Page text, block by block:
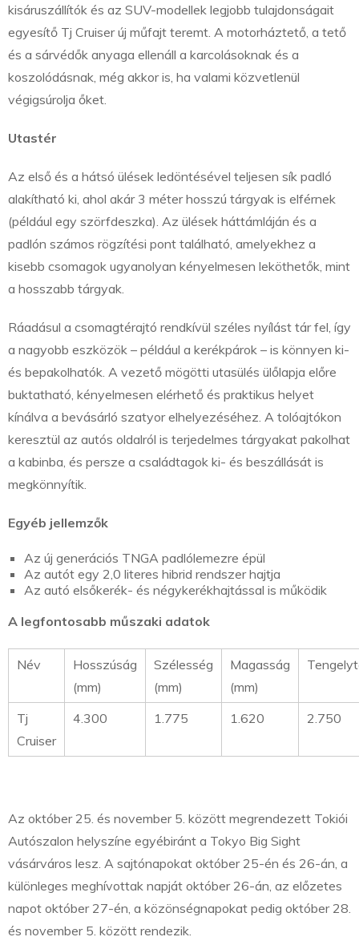
kisáruszállítók és az SUV-modellek legjobb tulajdonságait
egyesítő Tj Cruiser új műfajt teremt. A motorháztető, a tető
és a sárvédők anyaga ellenáll a karcolásoknak és a
koszolódásnak, még akkor is, ha valami közvetlenül
végigsúrolja őket.
Utastér
Az első és a hátsó ülések ledöntésével teljesen sík padló
alakítható ki, ahol akár 3 méter hosszú tárgyak is elférnek
(például egy szörfdeszka). Az ülések háttámláján és a
padlón számos rögzítési pont található, amelyekhez a
kisebb csomagok ugyanolyan kényelmesen leköthetők, mint
a hosszabb tárgyak.
Ráadásul a csomagtérajtó rendkívül széles nyílást tár fel, így
a nagyobb eszközök – például a kerékpárok – is könnyen ki-
és bepakolhatók. A vezető mögötti utasülés ülőlapja előre
buktatható, kényelmesen elérhető és praktikus helyet
kínálva a bevásárló szatyor elhelyezéséhez. A tolóajtókon
keresztül az autós oldalról is terjedelmes tárgyakat pakolhat
a kabinba, és persze a családtagok ki- és beszállását is
megkönnyítik.
Egyéb jellemzők
Az új generációs TNGA padlólemezre épül
Az autót egy 2,0 literes hibrid rendszer hajtja
Az autó elsőkerék- és négykerékhajtással is működik
A legfontosabb műszaki adatok
Név
Hosszúság
(mm)
Szélesség
(mm)
Magasság
(mm)
Tj
Cruiser
4.300 1.775 1.620 2.750
Az október 25. és november 5. között megrendezett Tokiói
Autószalon helyszíne egyébiránt a Tokyo Big Sight
vásárváros lesz. A sajtónapokat október 25-én és 26-án, a
különleges meghívottak napját október 26-án, az előzetes
napot október 27-én, a közönségnapokat pedig október 28.
és november 5. között rendezik.